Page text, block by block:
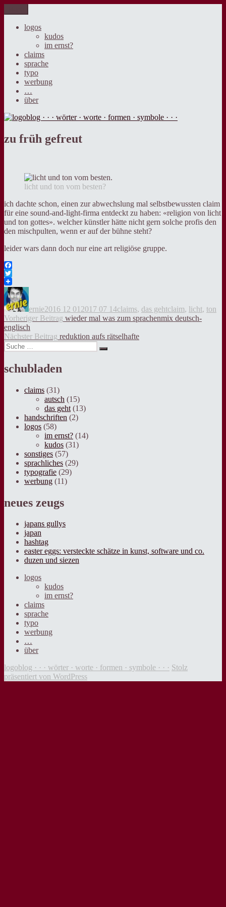
Inhalt
springen
logoblog · · · wörter · worte · formen · symbole · · ·
der blog über sprache, design und werbung.
logos
kudos
im ernst?
claims
sprache
typo
werbung
…
über
zu früh gefreut
licht und ton vom besten?
ich dachte schon, einen zur abwechslung mal selbstbewussten claim
für eine sound-and-light-firma entdeckt zu haben: «religion von licht
und ton gottes». welcher künstler hätte nicht gern solche profis den
den mischpulten, wenn er auf der bühne steht?
leider wars dann doch nur eine art religiöse gruppe.
Facebook
Twitter
ernie2016 12 01 2017 07 14claims, das gehtclaim, licht, ton
Beitragsnavigation
Vorheriger Beitrag Vorheriger
wieder mal was zum sprachenmix deutsch-
englisch
Nächster Beitrag Nächster
Beitrag:
reduktion aufs rätselhafte
Suche
nach:
Suche
schubladen
claims (31)
autsch (15)
das geht (13)
handschriften (2)
logos (58)
im ernst? (14)
kudos (31)
sonstiges (57)
sprachliches (29)
typografie (29)
werbung (11)
neues zeugs
japans gullys
japan
hashtag
easter eggs: versteckte schätze in kunst, software und co.
duzen und siezen
logos
kudos
im ernst?
claims
sprache
typo
werbung
…
über
logoblog · · · wörter · worte · formen · symbole · · · Stolz
präsentiert von WordPress